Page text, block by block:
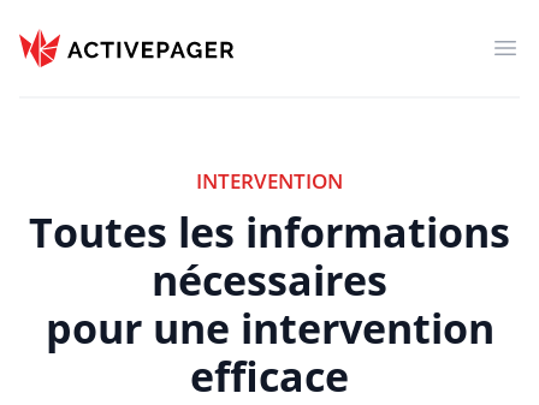
ActivePager
INTERVENTION
Toutes les informations
nécessaires
pour une intervention
efficace